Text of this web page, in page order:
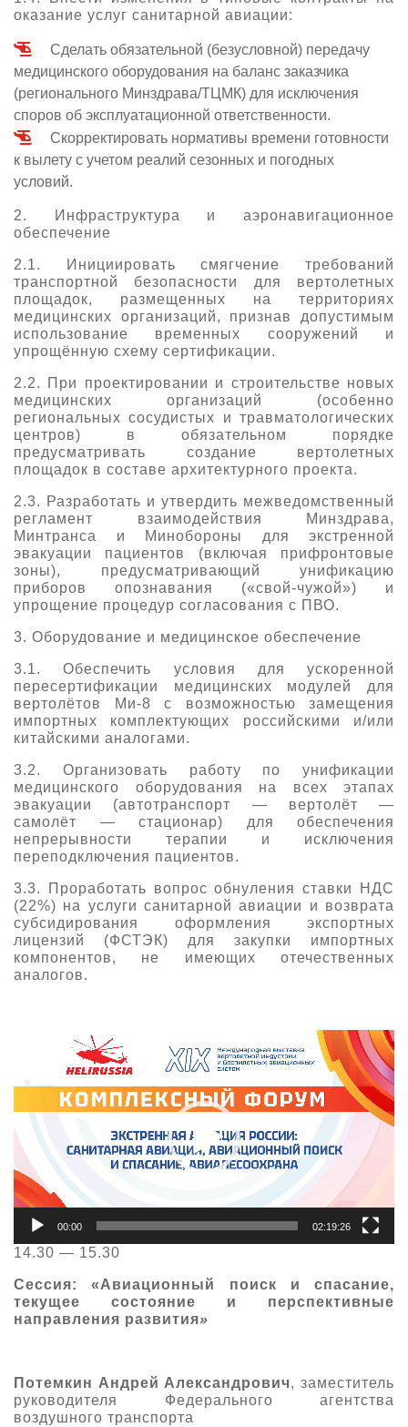
оказание услуг санитарной авиации:
Сделать обязательной (безусловной) передачу
медицинского оборудования на баланс заказчика
(регионального Минздрава/ТЦМК) для исключения
споров об эксплуатационной ответственности.
Скорректировать нормативы времени готовности
к вылету с учетом реалий сезонных и погодных
условий.
2. Инфраструктура и аэронавигационное
обеспечение
2.1. Инициировать смягчение требований
транспортной безопасности для вертолетных
площадок, размещенных на территориях
медицинских организаций, признав допустимым
использование временных сооружений и
упрощённую схему сертификации.
2.2. При проектировании и строительстве новых
медицинских организаций (особенно
региональных сосудистых и травматологических
центров) в обязательном порядке
предусматривать создание вертолетных
площадок в составе архитектурного проекта.
2.3. Разработать и утвердить межведомственный
регламент взаимодействия Минздрава,
Минтранса и Минобороны для экстренной
эвакуации пациентов (включая прифронтовые
зоны), предусматривающий унификацию
приборов опознавания («свой-чужой») и
упрощение процедур согласования с ПВО.
3. Оборудование и медицинское обеспечение
3.1. Обеспечить условия для ускоренной
пересертификации медицинских модулей для
вертолётов Ми-8 с возможностью замещения
импортных комплектующих российскими и/или
китайскими аналогами.
3.2. Организовать работу по унификации
медицинского оборудования на всех этапах
эвакуации (автотранспорт — вертолёт —
самолёт — стационар) для обеспечения
непрерывности терапии и исключения
переподключения пациентов.
3.3. Проработать вопрос обнуления ставки НДС
(22%) на услуги санитарной авиации и возврата
субсидирования оформления экспортных
лицензий (ФСТЭК) для закупки импортных
компонентов, не имеющих отечественных
аналогов.
Видеоплеер
00:00 02:19:26
14.30 — 15.30
Сессия: «Авиационный поиск и спасание,
текущее состояние и перспективные
направления развития»
Потемкин Андрей Александрович, заместитель
руководителя Федерального агентства
воздушного транспорта